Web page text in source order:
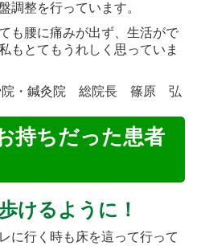
調整を行っています。
も腰に痛みが出ず、生活がで
もとてもうれしく思っていま
院・鍼灸院 総院長 篠原 弘
持ちだった患者
けるように！
に行く時も床を這って行って